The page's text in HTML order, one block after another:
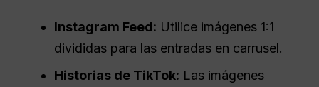
Instagram Feed: Utilice imágenes 1:1
divididas para las entradas en carrusel.
Historias de TikTok: Las imágenes